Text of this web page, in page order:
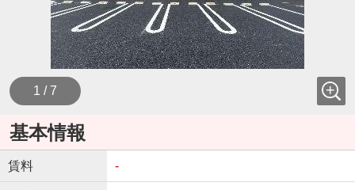
1 / 7
基本情報
賃料 -